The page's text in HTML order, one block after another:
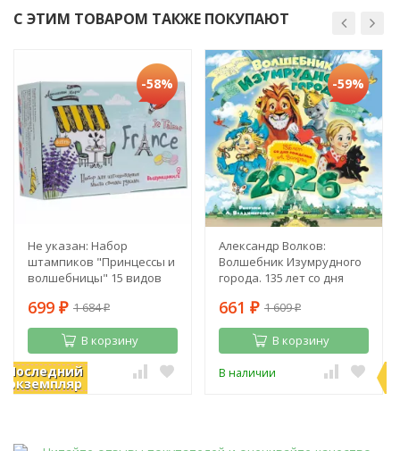
С ЭТИМ ТОВАРОМ ТАКЖЕ ПОКУПАЮТ
Последний
экземпляр
-58%
Не указан: Набор
штампиков "Принцессы и
волшебницы" 15 видов
699 ₽ 1 684₽
В корзину
В наличии
-59%
Александр Волков:
Волшебник Изумрудного
города. 135 лет со дня
661 ₽ 1 609₽
В корзину
В наличии